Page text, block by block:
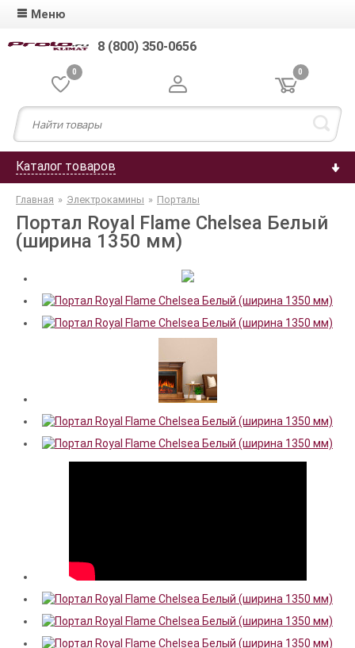
Меню
8 (800) 350-0656
0 0
Каталог товаров
Главная » Электрокамины » Порталы
Портал Royal Flame Chelsea Белый
(ширина 1350 мм)